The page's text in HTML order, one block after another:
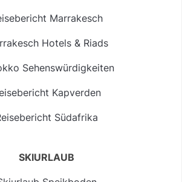
Marrakesch
Hotels & Riads
Sehenswürdigkeiten
Kapverden
Südafrika
SKIURLAUB